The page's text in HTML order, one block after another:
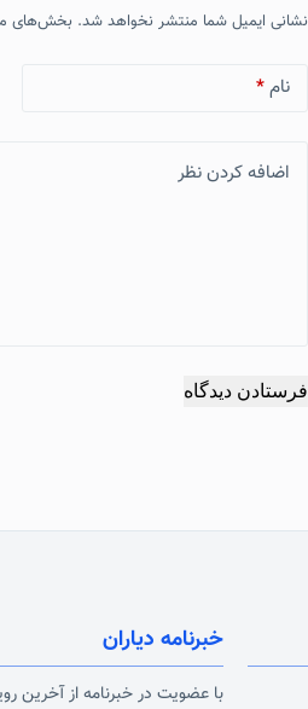
نشانی ایمیل شما منتشر نخواهد شد. بخش‌های
نام*
اضافه کردن نظر
فرستادن دیدگاه
خبرنامه دیاران
با عضویت در خبرنامه از آخرین